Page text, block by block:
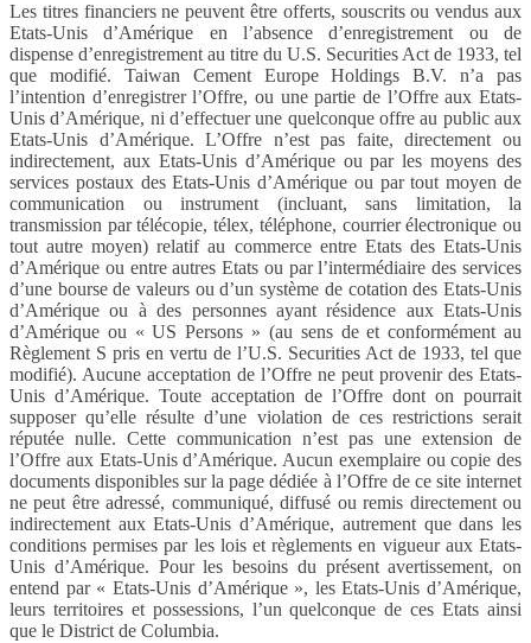
Les titres financiers ne peuvent être offerts, souscrits ou vendus aux
Etats-Unis d’Amérique en l’absence d’enregistrement ou de
dispense d’enregistrement au titre du U.S. Securities Act de 1933, tel
que modifié. Taiwan Cement Europe Holdings B.V. n’a pas
l’intention d’enregistrer l’Offre, ou une partie de l’Offre aux Etats-
Unis d’Amérique, ni d’effectuer une quelconque offre au public aux
Etats-Unis d’Amérique. L’Offre n’est pas faite, directement ou
indirectement, aux Etats-Unis d’Amérique ou par les moyens des
services postaux des Etats-Unis d’Amérique ou par tout moyen de
communication ou instrument (incluant, sans limitation, la
transmission par télécopie, télex, téléphone, courrier électronique ou
tout autre moyen) relatif au commerce entre Etats des Etats-Unis
d’Amérique ou entre autres Etats ou par l’intermédiaire des services
d’une bourse de valeurs ou d’un système de cotation des Etats-Unis
d’Amérique ou à des personnes ayant résidence aux Etats-Unis
d’Amérique ou « US Persons » (au sens de et conformément au
Règlement S pris en vertu de l’U.S. Securities Act de 1933, tel que
modifié). Aucune acceptation de l’Offre ne peut provenir des Etats-
Unis d’Amérique. Toute acceptation de l’Offre dont on pourrait
supposer qu’elle résulte d’une violation de ces restrictions serait
réputée nulle. Cette communication n’est pas une extension de
l’Offre aux Etats-Unis d’Amérique. Aucun exemplaire ou copie des
documents disponibles sur la page dédiée à l’Offre de ce site internet
ne peut être adressé, communiqué, diffusé ou remis directement ou
indirectement aux Etats-Unis d’Amérique, autrement que dans les
conditions permises par les lois et règlements en vigueur aux Etats-
Unis d’Amérique. Pour les besoins du présent avertissement, on
entend par « Etats-Unis d’Amérique », les Etats-Unis d’Amérique,
leurs territoires et possessions, l’un quelconque de ces Etats ainsi
que le District de Columbia.